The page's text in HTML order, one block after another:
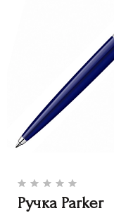
Ручка Parker